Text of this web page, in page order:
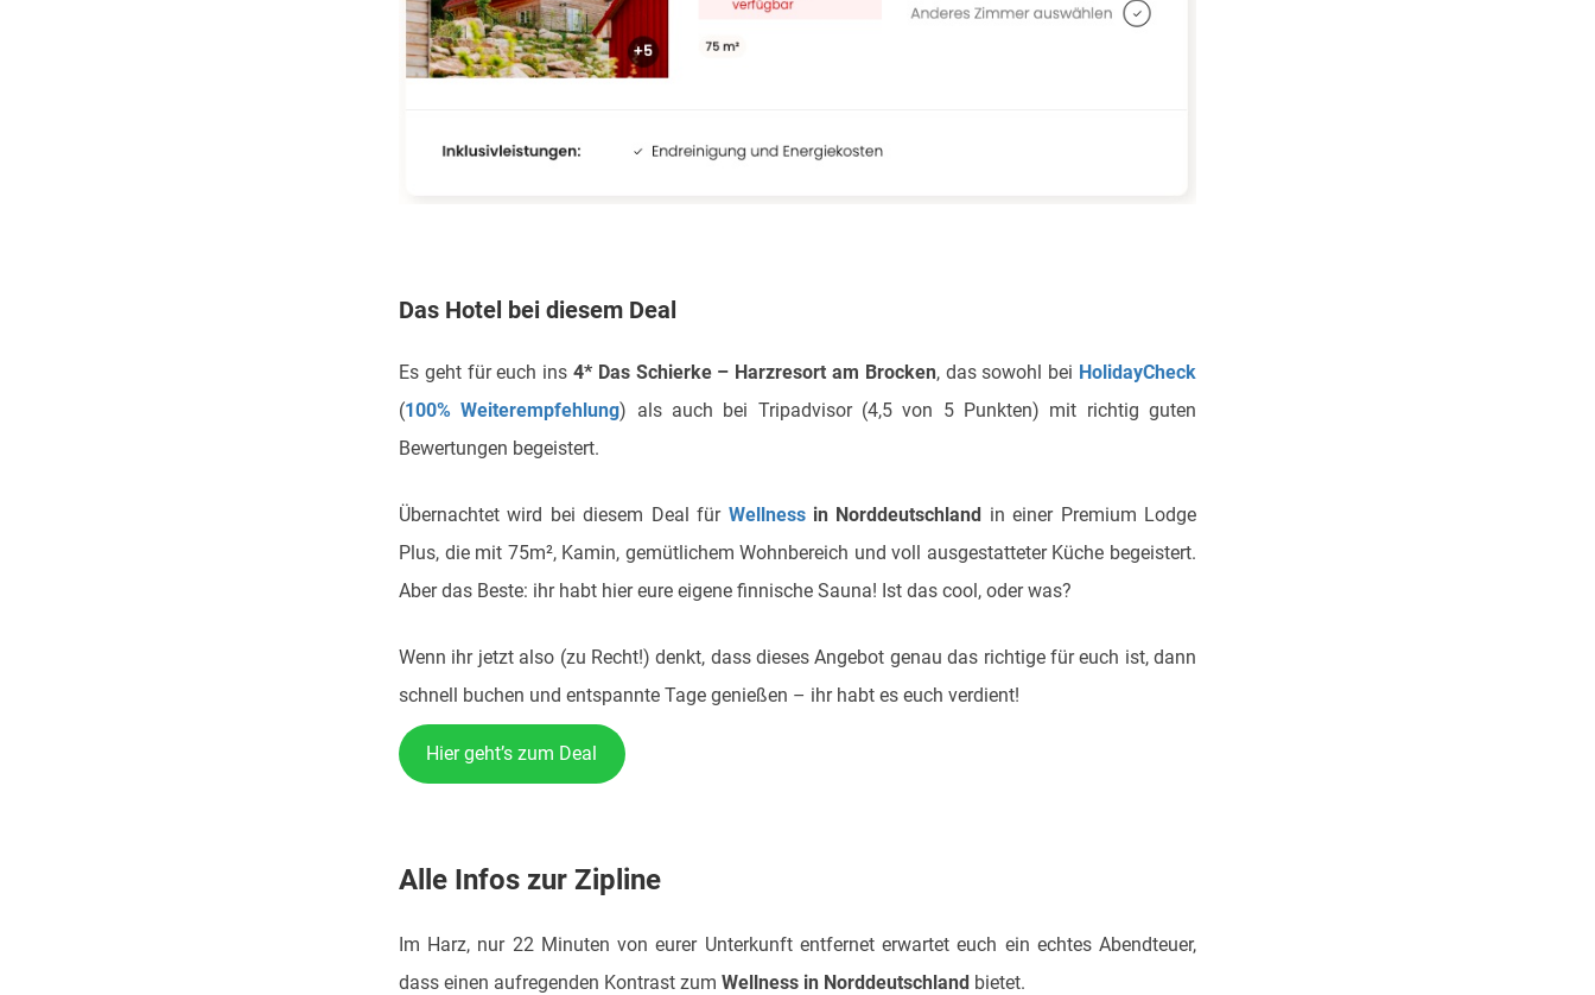
Das Hotel bei diesem Deal
Es geht für euch ins 4* Das Schierke – Harzresort am Brocken, das sowohl bei HolidayCheck
(100% Weiterempfehlung) als auch bei Tripadvisor (4,5 von 5 Punkten) mit richtig guten
Bewertungen begeistert.
Übernachtet wird bei diesem Deal für Wellnessin Norddeutschland in einer Premium Lodge
Plus, die mit 75m², Kamin, gemütlichem Wohnbereich und voll ausgestatteter Küche begeistert.
Aber das Beste: ihr habt hier eure eigene finnische Sauna! Ist das cool, oder was?
Wenn ihr jetzt also (zu Recht!) denkt, dass dieses Angebot genau das richtige für euch ist, dann
schnell buchen und entspannte Tage genießen – ihr habt es euch verdient!
Hier geht’s zum Deal
Alle Infos zur Zipline
Im Harz, nur 22 Minuten von eurer Unterkunft entfernet erwartet euch ein echtes Abendteuer,
dass einen aufregenden Kontrast zum Wellness in Norddeutschland bietet.